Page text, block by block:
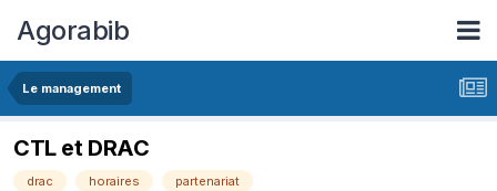
Agorabib
Le management
CTL et DRAC
drac horaires partenariat